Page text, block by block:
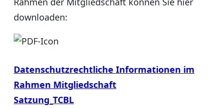
downloaden:
Datenschutzrechtliche Informationen im
Rahmen Mitgliedschaft
Satzung_TCBL